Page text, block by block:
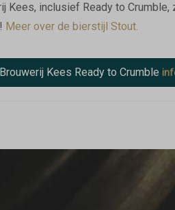
Kees, inclusief Ready to
Meer over de bierstijl Stout.
Brouwerij Kees Ready to Crumble